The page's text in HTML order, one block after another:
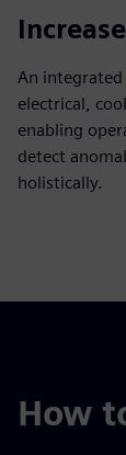
An integrated
electrical,
enabling
detect
holistically.
How